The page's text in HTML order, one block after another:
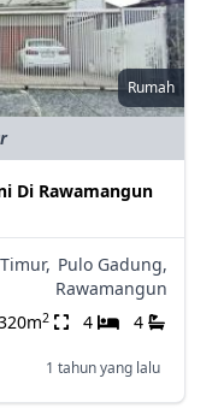
Rumah
Di Rawamangun
Pulo Gadung,
Rawamangun
2 4 4
1 tahun yang lalu